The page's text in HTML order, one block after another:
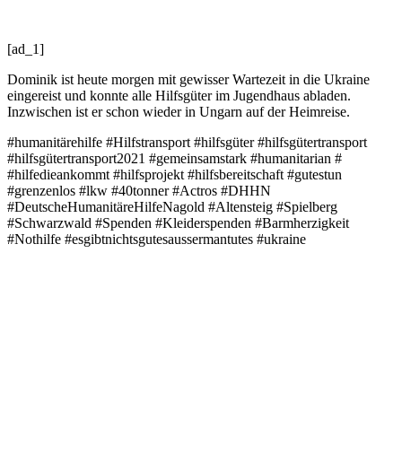
[ad_1]
Dominik ist heute morgen mit gewisser Wartezeit in die Ukraine
eingereist und konnte alle Hilfsgüter im Jugendhaus abladen.
Inzwischen ist er schon wieder in Ungarn auf der Heimreise.
#humanitärehilfe #Hilfstransport #hilfsgüter #hilfsgütertransport
#hilfsgütertransport2021 #gemeinsamstark #humanitarian #
#hilfedieankommt #hilfsprojekt #hilfsbereitschaft #gutestun
#grenzenlos #lkw #40tonner #Actros #DHHN
#DeutscheHumanitäreHilfeNagold #Altensteig #Spielberg
#Schwarzwald #Spenden #Kleiderspenden #Barmherzigkeit
#Nothilfe #esgibtnichtsgutesaussermantutes #ukraine